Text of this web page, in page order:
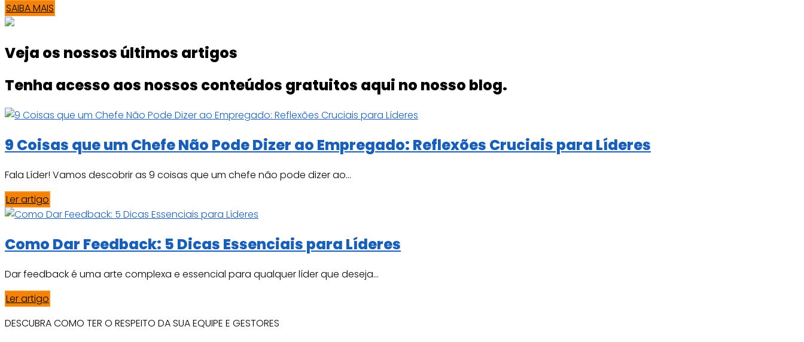
SAIBA MAIS
Veja os nossos últimos artigos
Tenha acesso aos nossos conteúdos gratuitos aqui no nosso blog.
9 Coisas que um Chefe Não Pode Dizer ao Empregado: Reflexões Cruciais para Líderes
Fala Líder! Vamos descobrir as 9 coisas que um chefe não pode dizer ao...
Ler artigo
Como Dar Feedback: 5 Dicas Essenciais para Líderes
Dar feedback é uma arte complexa e essencial para qualquer líder que deseja...
Ler artigo
DESCUBRA COMO TER O RESPEITO DA SUA EQUIPE E GESTORES